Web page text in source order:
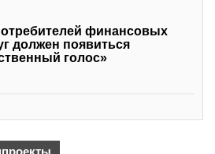
финансовых
должен появиться
голос»